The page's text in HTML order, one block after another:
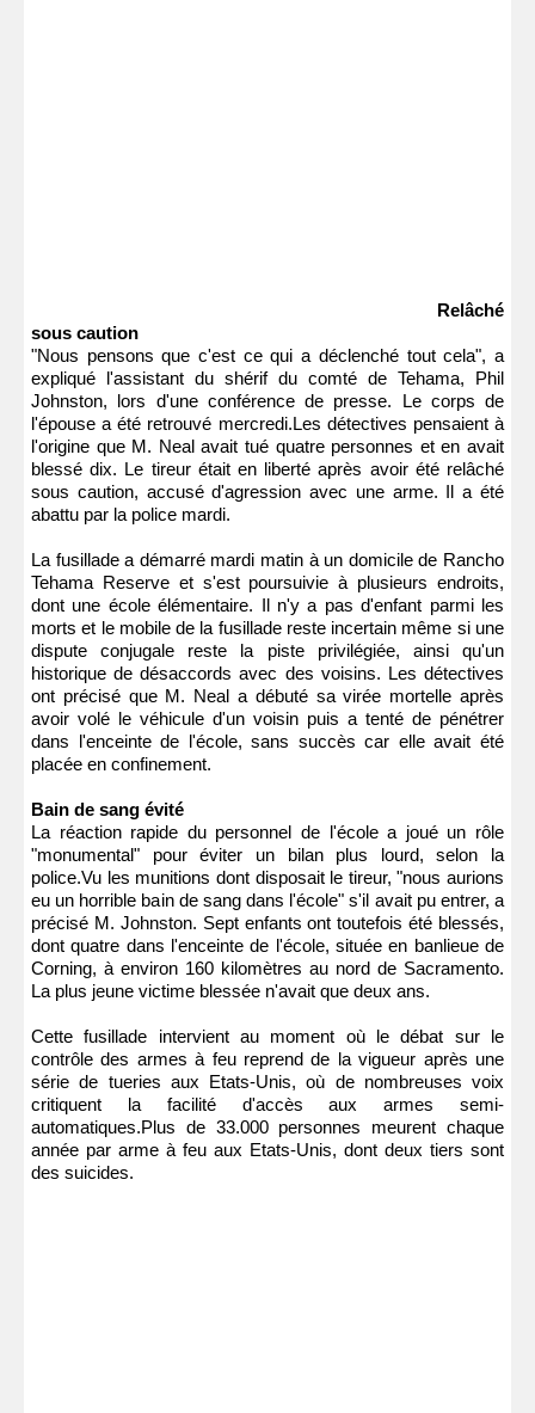
Relâché
sous caution
"Nous pensons que c'est ce qui a déclenché tout cela", a
expliqué l'assistant du shérif du comté de Tehama, Phil
Johnston, lors d'une conférence de presse. Le corps de
l'épouse a été retrouvé mercredi.Les détectives pensaient à
l'origine que M. Neal avait tué quatre personnes et en avait
blessé dix. Le tireur était en liberté après avoir été relâché
sous caution, accusé d'agression avec une arme. Il a été
abattu par la police mardi.
La fusillade a démarré mardi matin à un domicile de Rancho
Tehama Reserve et s'est poursuivie à plusieurs endroits,
dont une école élémentaire. Il n'y a pas d'enfant parmi les
morts et le mobile de la fusillade reste incertain même si une
dispute conjugale reste la piste privilégiée, ainsi qu'un
historique de désaccords avec des voisins. Les détectives
ont précisé que M. Neal a débuté sa virée mortelle après
avoir volé le véhicule d'un voisin puis a tenté de pénétrer
dans l'enceinte de l'école, sans succès car elle avait été
placée en confinement.
Bain de sang évité
La réaction rapide du personnel de l'école a joué un rôle
"monumental" pour éviter un bilan plus lourd, selon la
police.Vu les munitions dont disposait le tireur, "nous aurions
eu un horrible bain de sang dans l'école" s'il avait pu entrer, a
précisé M. Johnston. Sept enfants ont toutefois été blessés,
dont quatre dans l'enceinte de l'école, située en banlieue de
Corning, à environ 160 kilomètres au nord de Sacramento.
La plus jeune victime blessée n'avait que deux ans.
Cette fusillade intervient au moment où le débat sur le
contrôle des armes à feu reprend de la vigueur après une
série de tueries aux Etats-Unis, où de nombreuses voix
critiquent la facilité d'accès aux armes semi-
automatiques.Plus de 33.000 personnes meurent chaque
année par arme à feu aux Etats-Unis, dont deux tiers sont
des suicides.